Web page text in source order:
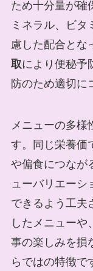
ため十分量が確
ミネラル、ビタ
慮した配合とな
取により便秘予
防のため適切に
メニューの多様
す。同じ栄養価
や偏食につなが
ューバリエーシ
できるよう工夫
したメニューや
事の楽しみを損
らではの特徴で